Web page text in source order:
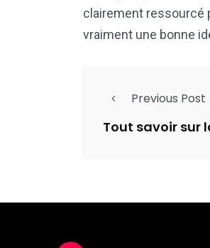
clairement ressourcé
vraiment une bonne
Previous Post
Tout savoir sur